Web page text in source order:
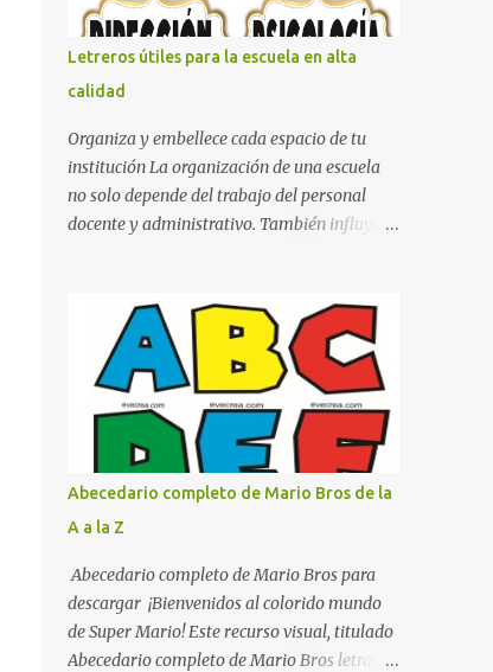
boxeo Ideas para decoraciones de fiestas
infantiles Cosas bonitas que se pueden hacer
con gomas de coche
Letreros útiles para la escuela en alta
calidad
Organiza y embellece cada espacio de tu
institución La organización de una escuela
no solo depende del trabajo del personal
docente y administrativo. También influye la
una función práctica al orientar a
estudiantes, padres de familia, docentes y
visitantes, pero además aportan un toque
decorativo que hace que la institución luzca
más ordenada, moderna y acogedora.
Pensando en esta necesidad, he diseñado
una colección de letreros útiles para la
escuela con un estilo elegante, fácil de leer y
listo para imprimir en alta calidad. Su diseño
busca combinar funcionalidad y estética,
logrando que cualquier institución educativa
proyecte una imagen más organizada y
profesional. ¿Por qué son importantes los
Abecedario completo de Mario Bros de la
A a la Z
Abecedario completo de Mario Bros para
descargar ¡Bienvenidos al colorido mundo
de Super Mario! Este recurso visual, titulado
Abecedario completo de Mario Bros letras